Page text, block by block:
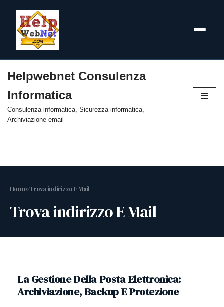
al
contenuto
Helpwebnet Consulenza
Informatica
Consulenza informatica, Sicurezza informatica,
Archiviazione email
Home›Trova indirizzo E Mail
Trova indirizzo E Mail
La Gestione Della Posta Elettronica:
Archiviazione, Backup E Protezione